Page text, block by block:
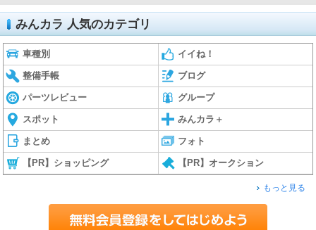
みんカラ 人気のカテゴリ
車種別 イイね！
整備手帳 ブログ
パーツレビュー グループ
スポット みんカラ＋
まとめ フォト
【PR】ショッピング 【PR】オークション
もっと見る